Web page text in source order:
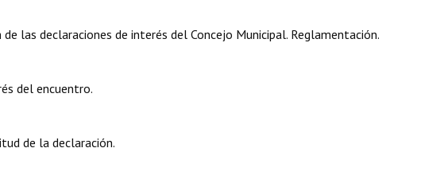
las declaraciones de interés del Concejo Municipal. Reglamentación.
del encuentro.
de la declaración.